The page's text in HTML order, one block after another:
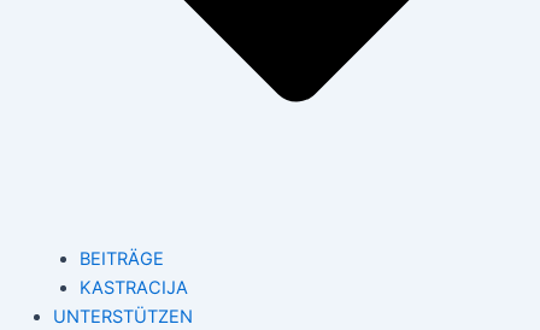
BEITRÄGE
KASTRACIJA
UNTERSTÜTZEN